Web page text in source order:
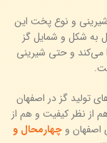
و نوع پخت این
به شکل و شمایل گز
می‌کند و حتی شیرینی
تولید گز در اصفهان
از نظر کیفیت و هم از
اصفهان وچهارمحال و